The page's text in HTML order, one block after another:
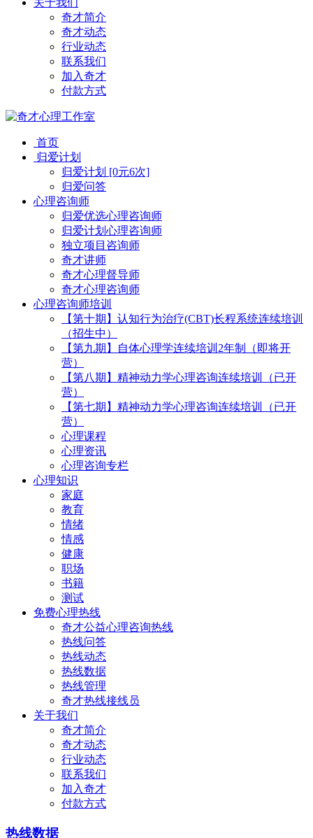
关于我们
奇才简介
奇才动态
行业动态
联系我们
加入奇才
付款方式
首页
归爱计划
归爱计划 [0元6次]
归爱问答
心理咨询师
归爱优选心理咨询师
归爱计划心理咨询师
独立项目咨询师
奇才讲师
奇才心理督导师
奇才心理咨询师
心理咨询师培训
【第十期】认知行为治疗(CBT)长程系统连续培训
（招生中）
【第九期】自体心理学连续培训2年制（即将开
营）
【第八期】精神动力学心理咨询连续培训（已开
营）
【第七期】精神动力学心理咨询连续培训（已开
营）
心理课程
心理资讯
心理咨询专栏
心理知识
家庭
教育
情绪
情感
健康
职场
书籍
测试
免费心理热线
奇才公益心理咨询热线
热线问答
热线动态
热线数据
热线管理
奇才热线接线员
关于我们
奇才简介
奇才动态
行业动态
联系我们
加入奇才
付款方式
热线数据